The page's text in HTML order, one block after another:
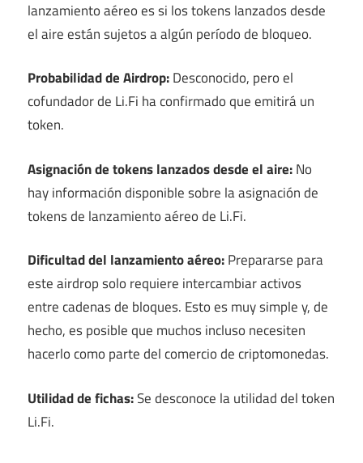
lanzamiento aéreo es si los tokens lanzados desde
el aire están sujetos a algún período de bloqueo.
Probabilidad de Airdrop:Desconocido, pero el
cofundador de Li.Fi ha confirmado que emitirá un
token.
Asignación de tokens lanzados desde el aire:No
hay información disponible sobre la asignación de
tokens de lanzamiento aéreo de Li.Fi.
Dificultad del lanzamiento aéreo:Prepararse para
este airdrop solo requiere intercambiar activos
entre cadenas de bloques. Esto es muy simple y, de
hecho, es posible que muchos incluso necesiten
hacerlo como parte del comercio de criptomonedas.
Utilidad de fichas:Se desconoce la utilidad del token
Li.Fi.